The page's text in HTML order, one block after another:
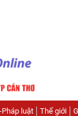
Pháp luật Thế giới